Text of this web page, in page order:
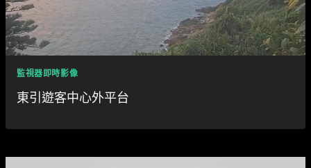
監視器即時影像
東引遊客中心外平台